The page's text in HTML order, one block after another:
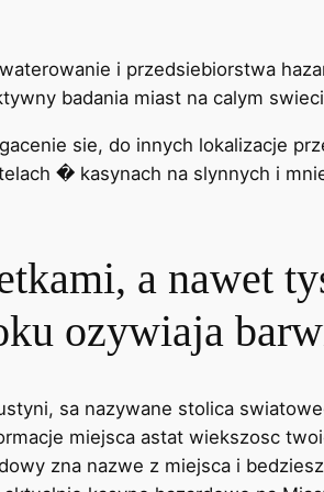
i przedsiebiorstwa
badania miast na calym
sie, do innych lokalizacje
� kasynach na slynnych i
a nawet
ozywiaja
sa nazywane stolica
miejsca astat wiekszosc
zna nazwe z miejsca i